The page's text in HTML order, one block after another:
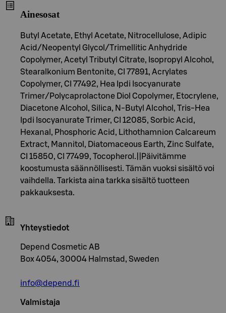
Ainesosat
Butyl Acetate, Ethyl Acetate, Nitrocellulose, Adipic
Acid/Neopentyl Glycol/Trimellitic Anhydride
Copolymer, Acetyl Tributyl Citrate, Isopropyl Alcohol,
Stearalkonium Bentonite, CI 77891, Acrylates
Copolymer, CI 77492, Hea Ipdi Isocyanurate
Trimer/Polycaprolactone Diol Copolymer, Etocrylene,
Diacetone Alcohol, Silica, N-Butyl Alcohol, Tris-Hea
Ipdi Isocyanurate Trimer, CI 12085, Sorbic Acid,
Hexanal, Phosphoric Acid, Lithothamnion Calcareum
Extract, Mannitol, Diatomaceous Earth, Zinc Sulfate,
CI 15850, CI 77499, Tocopherol.||Päivitämme
koostumusta säännöllisesti. Tämän vuoksi sisältö voi
vaihdella. Tarkista aina tarkka sisältö tuotteen
pakkauksesta.
Yhteystiedot
Depend Cosmetic AB
Box 4054, 30004 Halmstad, Sweden
info@depend.fi
Valmistaja